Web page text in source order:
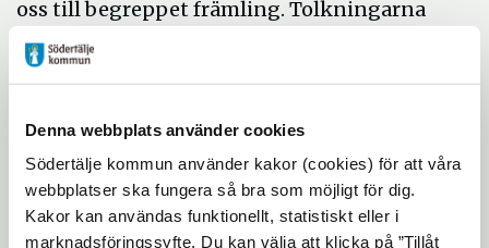
Denna webbplats använder cookies
Södertälje kommun använder kakor (cookies) för att våra
webbplatser ska fungera så bra som möjligt för dig.
Kakor kan användas funktionellt, statistiskt eller i
marknadsföringssyfte. Du kan välja att klicka på ”Tillåt
oss till begreppet främling. Tolkningarna
har föregåtts av föreläsningar och
seminarier, regelbundna samtal och
utställningen visas måleri, fotografi,
installationer och videoverk.
Kursdeltagarna har tillsammans utformat
en katalog med egna texter, reflektioner